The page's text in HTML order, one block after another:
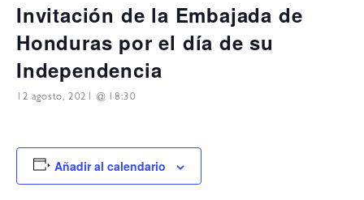
Invitación de la Embajada de
Honduras por el día de su
Independencia
12 agosto, 2021 @ 18:30
Añadir al calendario